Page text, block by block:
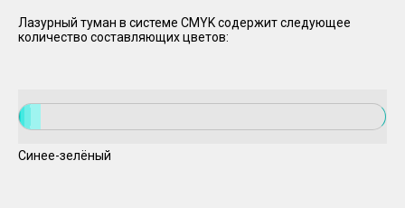
Лазурный туман в системе CMYK содержит следующее
количество составляющих цветов:
Синее-зелёный